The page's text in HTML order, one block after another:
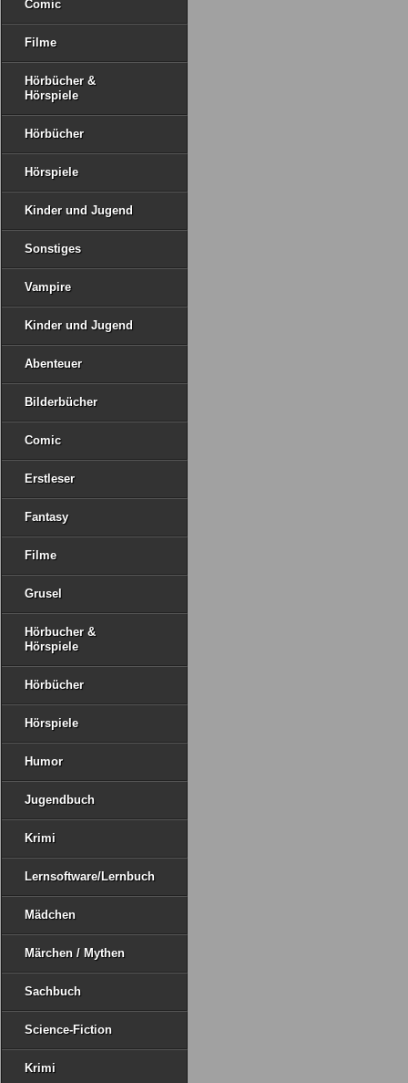
Comic
Filme
Hörbücher &
Hörspiele
Hörbücher
Hörspiele
Kinder und Jugend
Sonstiges
Vampire
Kinder und Jugend
Abenteuer
Bilderbücher
Comic
Erstleser
Fantasy
Filme
Grusel
Hörbucher &
Hörspiele
Hörbücher
Hörspiele
Humor
Jugendbuch
Krimi
Lernsoftware/Lernbuch
Mädchen
Märchen / Mythen
Sachbuch
Science-Fiction
Krimi